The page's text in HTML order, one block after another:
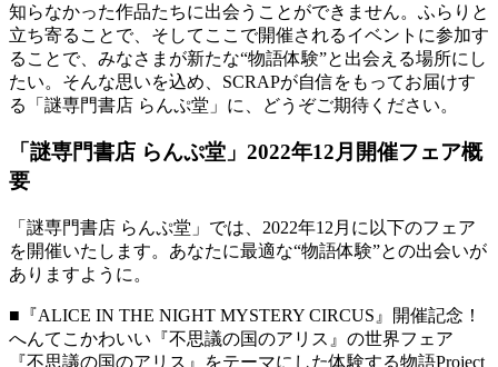
知らなかった作品たちに出会うことができません。ふらりと
立ち寄ることで、そしてここで開催されるイベントに参加す
ることで、みなさまが新たな“物語体験”と出会える場所にし
たい。そんな思いを込め、SCRAPが自信をもってお届けす
る「謎専門書店 らんぷ堂」に、どうぞご期待ください。
「謎専門書店 らんぷ堂」2022年12月開催フェア概
要
「謎専門書店 らんぷ堂」では、2022年12月に以下のフェア
を開催いたします。あなたに最適な“物語体験”との出会いが
ありますように。
■『ALICE IN THE NIGHT MYSTERY CIRCUS』開催記念！
へんてこかわいい『不思議の国のアリス』の世界フェア
『不思議の国のアリス』をテーマにした体験する物語Project